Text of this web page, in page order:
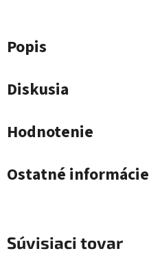
Popis
Diskusia
Hodnotenie
Ostatné informácie
Súvisiaci tovar